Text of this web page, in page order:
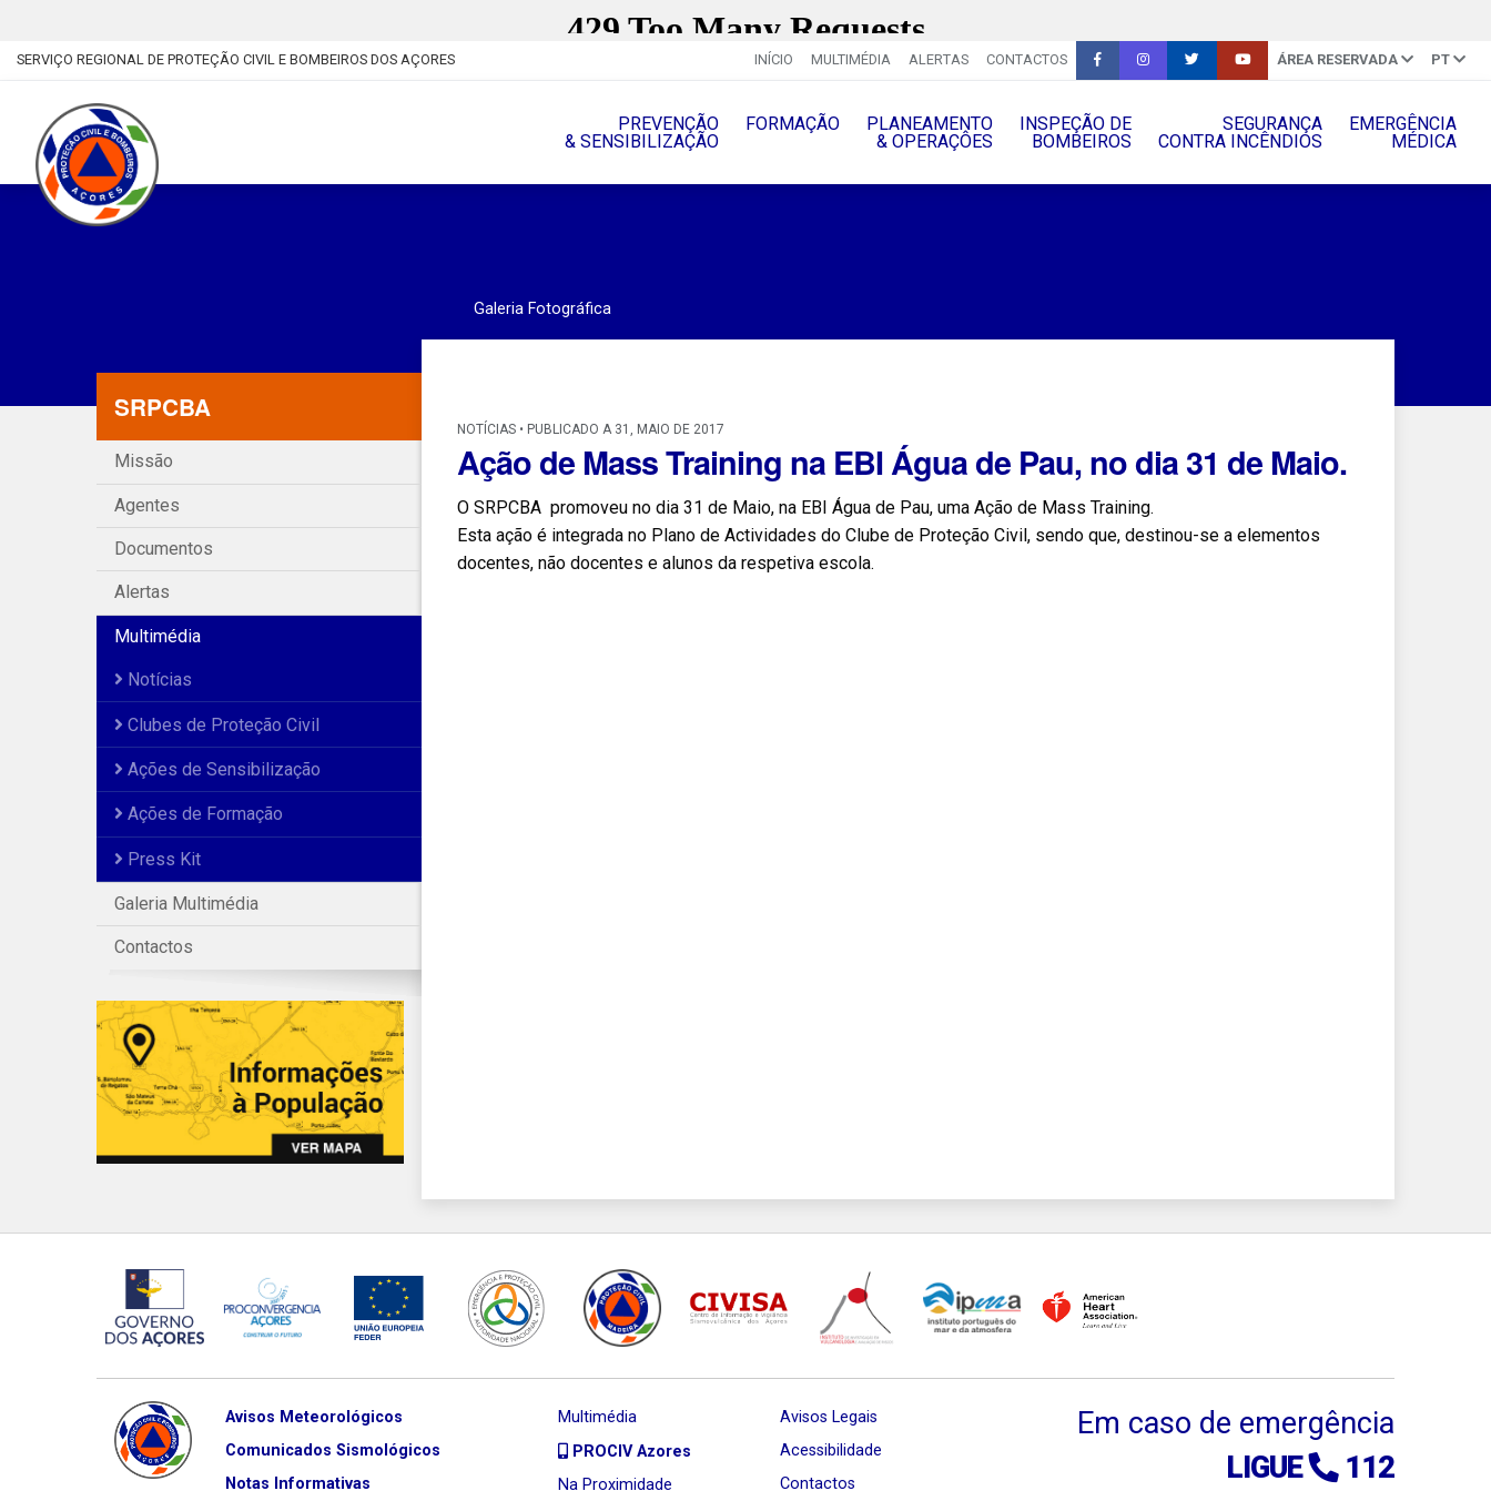
SERVIÇO REGIONAL DE PROTEÇÃO CIVIL E BOMBEIROS DOS AÇORES INÍCIO MULTIMÉDIA ALERTAS CONTACTOS ÁREA RESERVADA PT
PREVENÇÃO
& SENSIBILIZAÇÃO
FORMAÇÃO
PLANEAMENTO
& OPERAÇÔES
INSPEÇÃO DE
BOMBEIROS
SEGURANÇA
CONTRA INCÊNDIOS
EMERGÊNCIA
MÉDICA
SRPCBA
Missão
Agentes
Documentos
Alertas
Multimédia
Notícias
Clubes de Proteção Civil
Ações de Sensibilização
Ações de Formação
Press Kit
Galeria Multimédia
Contactos
Galeria Fotográfica
NOTÍCIAS • PUBLICADO A 31, MAIO DE 2017
Ação de Mass Training na EBI Água de Pau, no dia 31 de Maio.
O SRPCBA promoveu no dia 31 de Maio, na EBI Água de Pau, uma Ação de Mass Training.
Esta ação é integrada no Plano de Actividades do Clube de Proteção Civil, sendo que, destinou-se a elementos
docentes, não docentes e alunos da respetiva escola.
Avisos Meteorológicos
Comunicados Sismológicos
Notas Informativas
Multimédia
PROCIV Azores
Na Proximidade
Avisos Legais
Acessibilidade
Contactos
Em caso de emergência
LIGUE
112